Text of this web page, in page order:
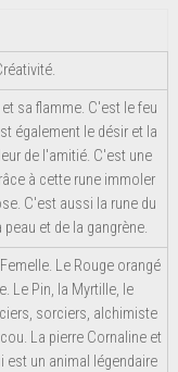
sa flamme. C'est le feu
également le désir et la
de l'amitié. C'est une
à cette rune immoler
C'est aussi la rune du
et de la gangrène.
Le Rouge orangé
Le Pin, la Myrtille, le
sorciers, alchimiste
La pierre Cornaline et
est un animal légendaire